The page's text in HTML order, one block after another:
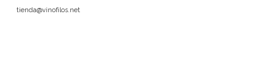
tienda@vinofilos.net